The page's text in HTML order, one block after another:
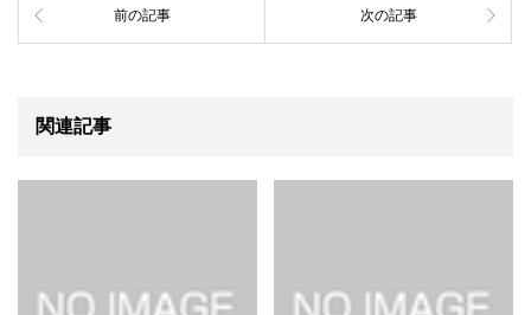
前の記事 次の記事
関連記事